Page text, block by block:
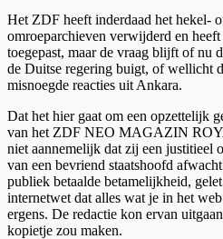
Het ZDF heeft inderdaad het hekel-
omroeparchieven verwijderd en
toegepast, maar de vraag blijft of nu
de Duitse regering buigt, of wellicht
misnoegde reacties uit Ankara.
Dat het hier gaat om een opzettelijk
van het ZDF NEO MAGAZIN
niet aannemelijk dat zij een justitieel
van een bevriend staatshoofd
publiek betaalde betamelijkheid,
internetwet dat alles wat je in het
ergens. De redactie kon ervan
kopietje zou maken.